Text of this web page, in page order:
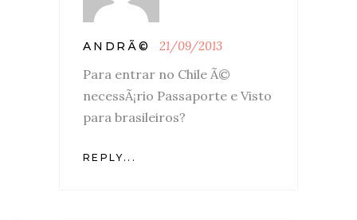
ANDRÃ© 21/09/2013
Para entrar no Chile Ã©
necessÃ¡rio Passaporte e Visto
para brasileiros?
REPLY...